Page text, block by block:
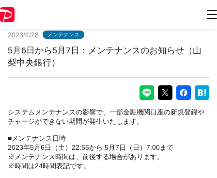
2023/4/28 メンテナンス
5月6日から5月7日：メンテナンスのお知らせ（山
梨中央銀行）
システムメンテナンスの影響で、一部金融機関口座の新規登録や
チャージができない期間が発生いたします。
■メンテナンス日時
2023年5月6日（土）22:55から 5月7日（日）7:00まで
※メンテナンス時間は、前後する場合があります。
※時間は24時間表記です。